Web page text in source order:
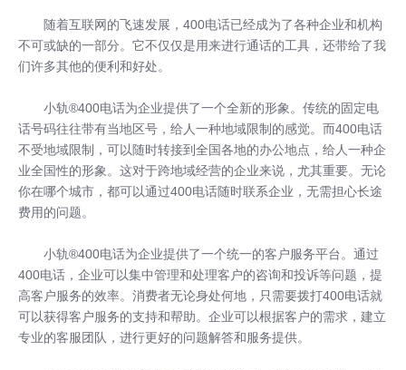
400-688-6667
随着互联网的飞速发展， 400电话已经成为了各种企业和机构
不可或缺的一部分。它不仅仅是用来进行通话的工具，还带给了我
们许多其他的便利和好处。
小轨®400电话为企业提供了一个全新的形象。传统的固定电
话号码往往带有当地区号，给人一种地域限制的感觉。而400电话
不受地域限制，可以随时转接到全国各地的办公地点，给人一种企
业全国性的形象。这对于跨地域经营的企业来说，尤其重要。无论
你在哪个城市，都可以通过400电话随时联系企业，无需担心长途
费用的问题。
小轨®400电话为企业提供了一个统一的客户服务平台。通过
400电话，企业可以集中管理和处理客户的咨询和投诉等问题，提
高客户服务的效率。消费者无论身处何地，只需要拨打400电话就
可以获得客户服务的支持和帮助。企业可以根据客户的需求，建立
专业的客服团队，进行更好的问题解答和服务提供。